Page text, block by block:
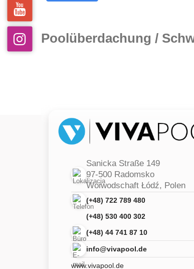
Poolüberdachung /
Sanicka Straße 149
97-500 Radomsko
Woiwodschaft Łódź, Polen
(+48) 722 789 480
(+48) 530 400 302
(+48) 44 741 87 10
info@vivapool.de
www.vivapool.de